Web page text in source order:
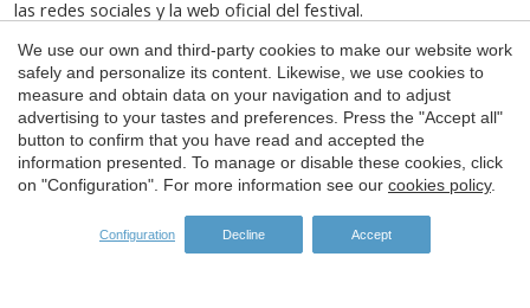
las redes sociales y la web oficial del festival.
SPONSORS
We use our own and third-party cookies to make our website work
safely and personalize its content. Likewise, we use cookies to
measure and obtain data on your navigation and to adjust
advertising to your tastes and preferences. Press the "Accept all"
button to confirm that you have read and accepted the
information presented. To manage or disable these cookies, click
on "Configuration". For more information see our cookies policy.
Configuration Decline Accept
Save configuration Accept all